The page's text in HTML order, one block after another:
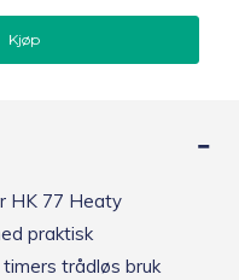
Kjøp
HK 77 Heaty
praktisk
trådløs bruk